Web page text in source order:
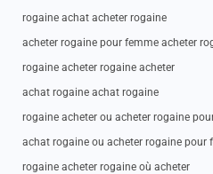
rogaine achat acheter rogaine
acheter rogaine pour femme acheter
rogaine acheter rogaine acheter
achat rogaine achat rogaine
rogaine acheter ou acheter rogaine
achat rogaine ou acheter rogaine pour
rogaine acheter rogaine où acheter